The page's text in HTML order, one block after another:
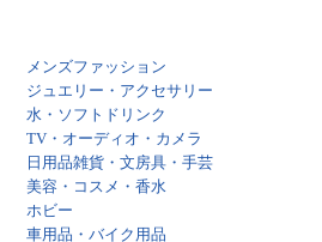
メンズファッション
ジュエリー・アクセサリー
水・ソフトドリンク
TV・オーディオ・カメラ
日用品雑貨・文房具・手芸
美容・コスメ・香水
ホビー
車用品・バイク用品